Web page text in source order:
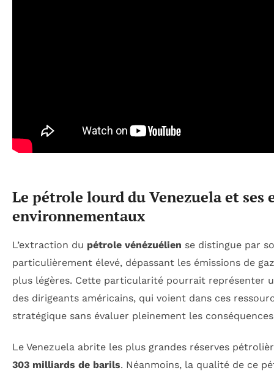
Le pétrole lourd du Venezuela et ses
environnementaux
L’extraction du pétrole vénézuélien se distingue par
particulièrement élevé, dépassant les émissions de
plus légères. Cette particularité pourrait représenter
des dirigeants américains, qui voient dans ces
stratégique sans évaluer pleinement les
Le Venezuela abrite les plus grandes réserves
303 milliards de barils. Néanmoins, la qualité de ce